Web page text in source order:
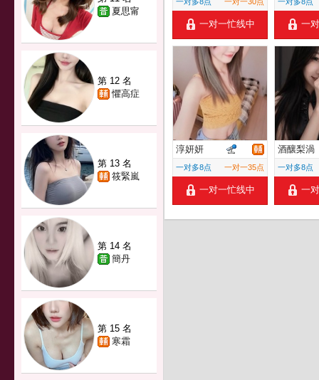
夏思甯
第 12 名
懼高症
第 13 名
筱緊嵐
第 14 名
簡丹
第 15 名
寒霜
一对一忙线中 一
淳妍妍
一对多8点 一对一35点
一对一忙线中
酒釀梨渦
一对多8点
一